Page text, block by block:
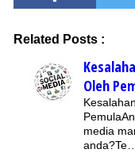
Related Posts :
Oleh
media